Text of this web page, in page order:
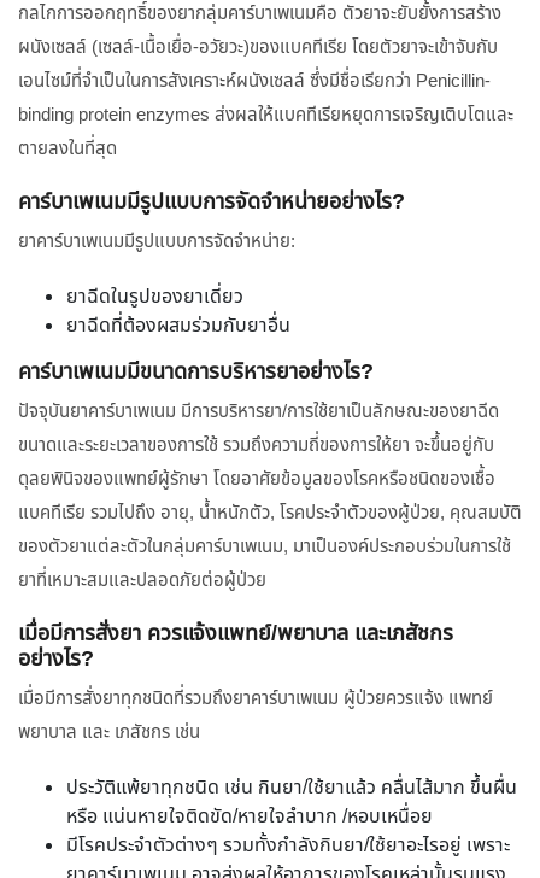
กลไกการออกฤทธิ์ของยากลุ่มคาร์บาเพเนมคือ ตัวยาจะยับยั้งการสร้าง
ผนังเซลล์ (เซลล์-เนื้อเยื่อ-อวัยวะ)ของแบคทีเรีย โดยตัวยาจะเข้าจับกับ
เอนไซม์ที่จำเป็นในการสังเคราะห์ผนังเซลล์ ซึ่งมีชื่อเรียกว่า Penicillin-
binding protein enzymes ส่งผลให้แบคทีเรียหยุดการเจริญเติบโตและ
ตายลงในที่สุด
คาร์บาเพเนมมีรูปแบบการจัดจำหน่ายอย่างไร?
ยาคาร์บาเพเนมมีรูปแบบการจัดจำหน่าย:
ยาฉีดในรูปของยาเดี่ยว
ยาฉีดที่ต้องผสมร่วมกับยาอื่น
คาร์บาเพเนมมีขนาดการบริหารยาอย่างไร?
ปัจจุบันยาคาร์บาเพเนม มีการบริหารยา/การใช้ยาเป็นลักษณะของยาฉีด
ขนาดและระยะเวลาของการใช้ รวมถึงความถี่ของการให้ยา จะขึ้นอยู่กับ
ดุลยพินิจของแพทย์ผู้รักษา โดยอาศัยข้อมูลของโรคหรือชนิดของเชื้อ
แบคทีเรีย รวมไปถึง อายุ, น้ำหนักตัว, โรคประจำตัวของผู้ป่วย, คุณสมบัติ
ของตัวยาแต่ละตัวในกลุ่มคาร์บาเพเนม, มาเป็นองค์ประกอบร่วมในการใช้
ยาที่เหมาะสมและปลอดภัยต่อผู้ป่วย
เมื่อมีการสั่งยา ควรแจ้งแพทย์/พยาบาล และเภสัชกร
อย่างไร?
เมื่อมีการสั่งยาทุกชนิดที่รวมถึงยาคาร์บาเพเนม ผู้ป่วยควรแจ้ง แพทย์
พยาบาล และ เภสัชกร เช่น
ประวัติแพ้ยาทุกชนิด เช่น กินยา/ใช้ยาแล้ว คลื่นไส้มาก ขึ้นผื่น
หรือ แน่นหายใจติดขัด/หายใจลำบาก /หอบเหนื่อย
มีโรคประจำตัวต่างๆ รวมทั้งกำลังกินยา/ใช้ยาอะไรอยู่ เพราะ